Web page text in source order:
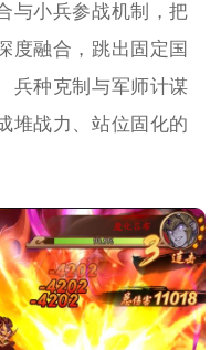
与小兵参战机制，把
度融合，跳出固定国
兵种克制与军师计谋
堆战力、站位固化的